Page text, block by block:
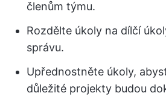
členům týmu.
Rozdělte úkoly na dílčí
správu.
Upřednostněte úkoly,
důležité projekty budou